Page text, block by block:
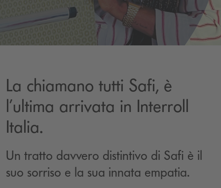
La chiamano tutti Safi, è
l’ultima arrivata in Interroll
Italia.
Un tratto davvero distintivo di Safi è il
suo sorriso e la sua innata empatia.